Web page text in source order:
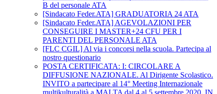
B del personale ATA
[Sindacato Feder.ATA] GRADUATORIA 24 ATA
[Sindacato Feder.ATA] AGEVOLAZIONI PER
CONSEGUIRE I MASTER+24 CFU PER I
PARENTI DEL PERSONALE ATA
[FLC CGIL] Al via i concorsi nella scuola. Partecipa al
nostro questionario
POSTA CERTIFICATA: I: CIRCOLARE A
DIFFUSIONE NAZIONALE. Al Dirigente Scolastico.
INVITO a partecipare al 14° Meeting Internazionale